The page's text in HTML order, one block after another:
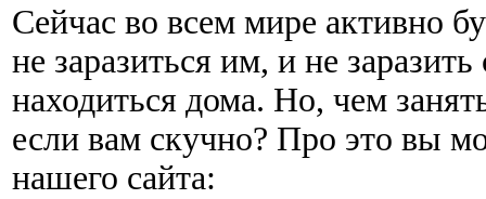
Сейчас во всем мире активно
не заразиться им, и не
находиться дома. Но, чем
если вам скучно? Про это вы
нашего сайта: